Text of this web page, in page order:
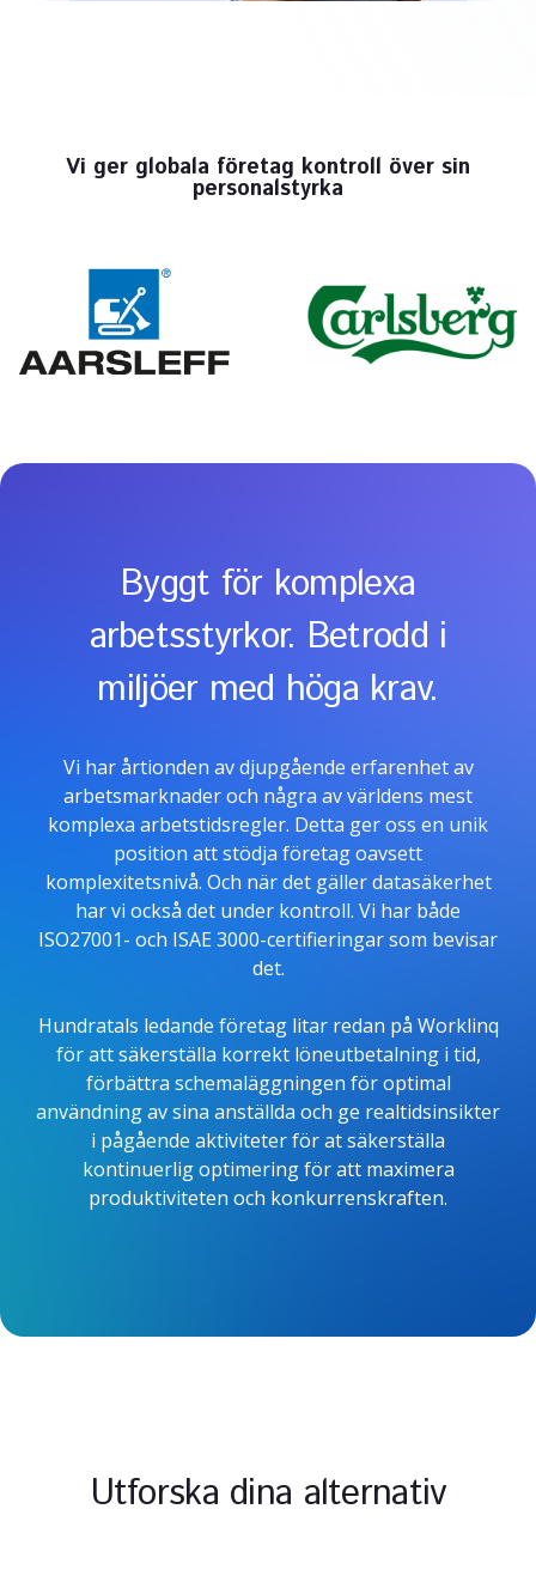
Vi ger globala företag kontroll över sin
personalstyrka
Byggt för komplexa
arbetsstyrkor. Betrodd i
miljöer med höga krav.
Vi har årtionden av djupgående erfarenhet av
arbetsmarknader och några av världens mest
komplexa arbetstidsregler. Detta ger oss en unik
position att stödja företag oavsett
komplexitetsnivå. Och när det gäller datasäkerhet
har vi också det under kontroll. Vi har både
ISO27001- och ISAE 3000-certifieringar som bevisar
det.
Hundratals ledande företag litar redan på Worklinq
för att säkerställa korrekt löneutbetalning i tid,
förbättra schemaläggningen för optimal
användning av sina anställda och ge realtidsinsikter
i pågående aktiviteter för at säkerställa
kontinuerlig optimering för att maximera
produktiviteten och konkurrenskraften.
Utforska dina alternativ